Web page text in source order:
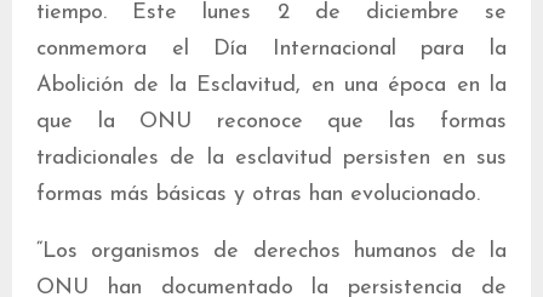
tiempo. Este lunes 2 de diciembre se
conmemora el Día Internacional para la
Abolición de la Esclavitud, en una época en la
que la ONU reconoce que las formas
tradicionales de la esclavitud persisten en sus
formas más básicas y otras han evolucionado.
“Los organismos de derechos humanos de la
ONU han documentado la persistencia de